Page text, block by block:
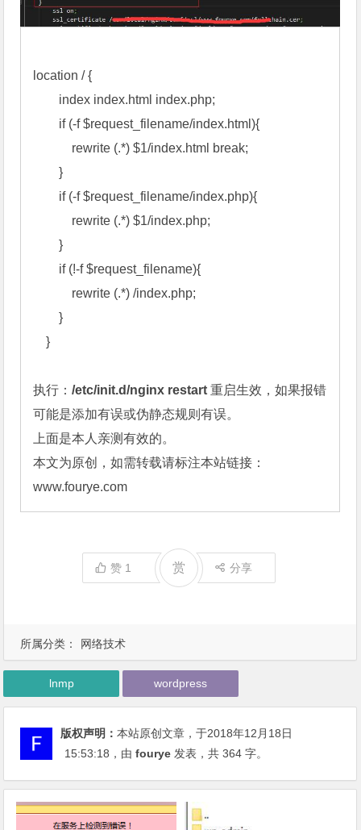
所属分类： 网络技术
location / {
        index index.html index.php;
        if (-f $request_filename/index.html){
            rewrite (.*) $1/index.html break;
        }
        if (-f $request_filename/index.php){
            rewrite (.*) $1/index.php;
        }
        if (!-f $request_filename){
            rewrite (.*) /index.php;
        }
    }
执行：/etc/init.d/nginx restart 重启生效，如果报错
可能是添加有误或伪静态规则有误。
上面是本人亲测有效的。
本文为原创，如需转载请标注本站链接：
www.fourye.com
赞 1 赏 分享
lnmp wordpress
版权声明：本站原创文章，于2018年12月18日
15:53:18 ，由fourye 发表，共 364 字。